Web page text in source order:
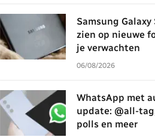
Samsung Galaxy
zien op nieuwe
je verwachten
06/08/2026
WhatsApp met
update: @all-
polls en meer